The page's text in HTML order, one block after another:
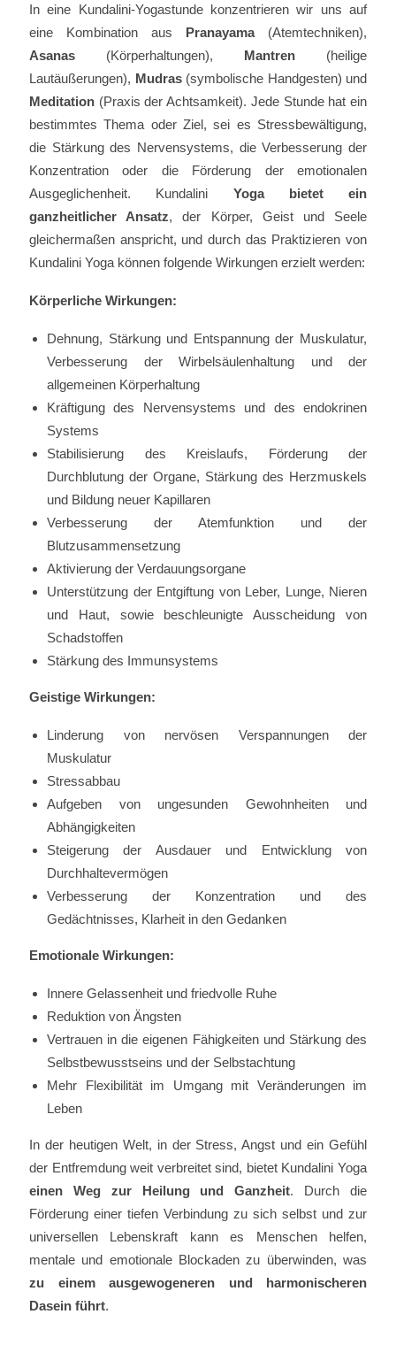
In eine Kundalini-Yogastunde konzentrieren wir uns auf
eine Kombination aus Pranayama(Atemtechniken),
Asanas (Körperhaltungen), Mantren (heilige
Lautäußerungen), Mudras(symbolische Handgesten) und
Meditation (Praxis der Achtsamkeit). Jede Stunde hat ein
bestimmtes Thema oder Ziel, sei es Stressbewältigung,
die Stärkung des Nervensystems, die Verbesserung der
Konzentration oder die Förderung der emotionalen
Ausgeglichenheit. Kundalini Yoga bietet ein
ganzheitlicher Ansatz, der Körper, Geist und Seele
gleichermaßen anspricht, und durch das Praktizieren von
Kundalini Yoga können folgende Wirkungen erzielt werden:
Körperliche Wirkungen:
Dehnung, Stärkung und Entspannung der Muskulatur,
Verbesserung der Wirbelsäulenhaltung und der
allgemeinen Körperhaltung
Kräftigung des Nervensystems und des endokrinen
Systems
Stabilisierung des Kreislaufs, Förderung der
Durchblutung der Organe, Stärkung des Herzmuskels
und Bildung neuer Kapillaren
Verbesserung der Atemfunktion und der
Blutzusammensetzung
Aktivierung der Verdauungsorgane
Unterstützung der Entgiftung von Leber, Lunge, Nieren
und Haut, sowie beschleunigte Ausscheidung von
Schadstoffen
Stärkung des Immunsystems
Geistige Wirkungen:
Linderung von nervösen Verspannungen der
Muskulatur
Stressabbau
Aufgeben von ungesunden Gewohnheiten und
Abhängigkeiten
Steigerung der Ausdauer und Entwicklung von
Durchhaltevermögen
Verbesserung der Konzentration und des
Gedächtnisses, Klarheit in den Gedanken
Emotionale Wirkungen:
Innere Gelassenheit und friedvolle Ruhe
Reduktion von Ängsten
Vertrauen in die eigenen Fähigkeiten und Stärkung des
Selbstbewusstseins und der Selbstachtung
Mehr Flexibilität im Umgang mit Veränderungen im
Leben
In der heutigen Welt, in der Stress, Angst und ein Gefühl
der Entfremdung weit verbreitet sind, bietet Kundalini Yoga
einen Weg zur Heilung und Ganzheit. Durch die
Förderung einer tiefen Verbindung zu sich selbst und zur
universellen Lebenskraft kann es Menschen helfen,
mentale und emotionale Blockaden zu überwinden, was
zu einem ausgewogeneren und harmonischeren
Dasein führt.